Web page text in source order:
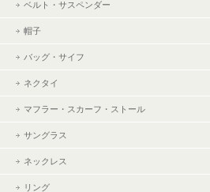
ベルト・サスペンダー
帽子
バッグ・サイフ
ネクタイ
マフラー・スカーフ・ストール
サングラス
ネックレス
リング